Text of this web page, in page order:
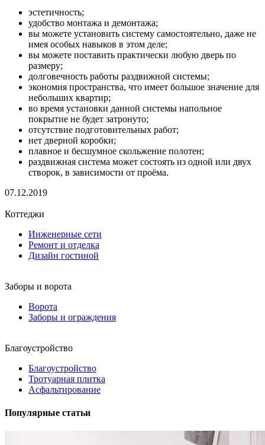
эстетичность;
удобство монтажа и демонтажа;
вы можете установить систему самостоятельно, даже не
имея особых навыков в этом деле;
вы можете поставить практически любую дверь по
размеру;
долговечность работы раздвижной системы;
экономия пространства, что имеет большое значение для
небольших квартир;
во время установки данной системы напольное
покрытие не будет затронуто;
отсутствие подготовительных работ;
нет дверной коробки;
плавное и бесшумное скольжение полотен;
раздвижная система может состоять из одной или двух
створок, в зависимости от проёма.
07.12.2019
Коттеджи
Инженерные сети
Ремонт и отделка
Дизайн гостиной
Заборы и ворота
Ворота
Заборы и ограждения
Благоустройство
Благоустройство
Тротуарная плитка
Асфальтирование
Популярные статьи